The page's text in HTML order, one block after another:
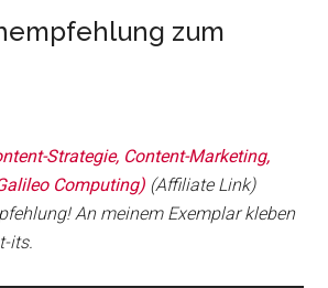
zum
Strategie, Content-Marketing,
Computing) (Affiliate Link)
An meinem Exemplar kleben
its.